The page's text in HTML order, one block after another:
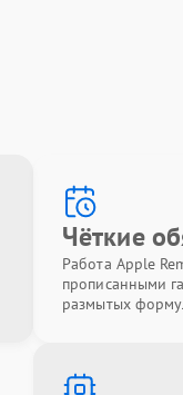
Чёткие
Работа Apple
прописанными
размытых